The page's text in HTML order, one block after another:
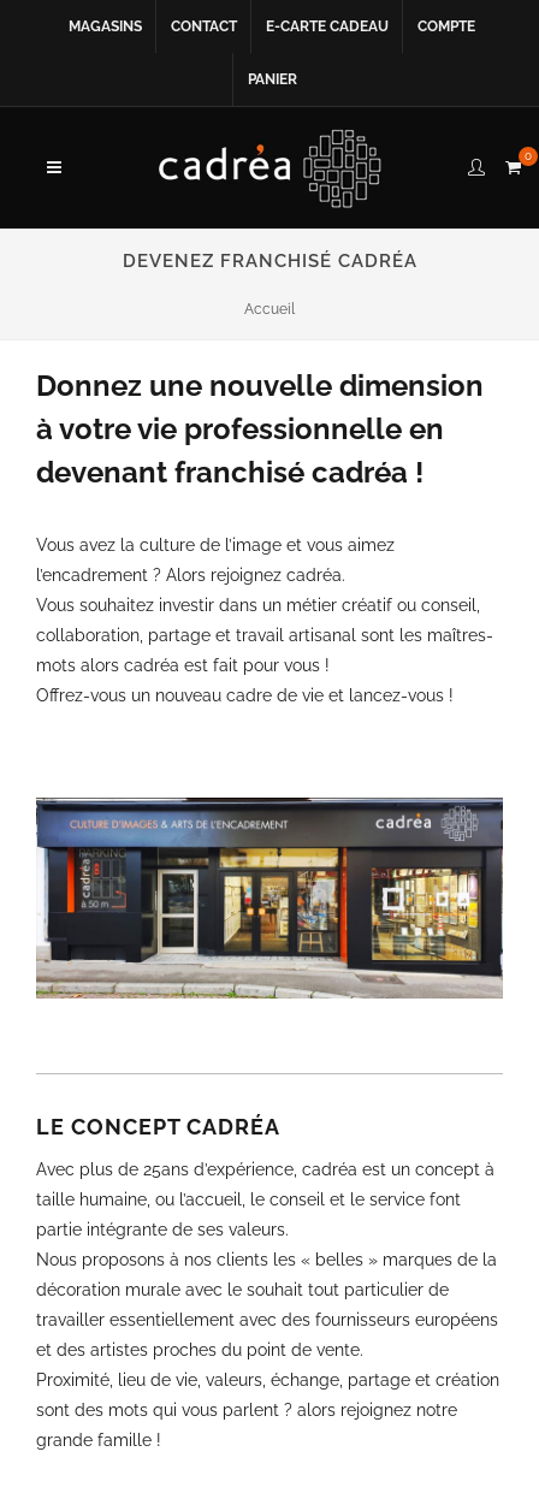
MAGASINS CONTACT E-CARTE CADEAU COMPTE
PANIER
0
DEVENEZ FRANCHISÉ CADRÉA
Accueil
Donnez une nouvelle dimension
à votre vie professionnelle en
devenant franchisé cadréa !
Vous avez la culture de l’image et vous aimez
l’encadrement ? Alors rejoignez cadréa.
Vous souhaitez investir dans un métier créatif ou conseil,
collaboration, partage et travail artisanal sont les maîtres-
mots alors cadréa est fait pour vous !
Offrez-vous un nouveau cadre de vie et lancez-vous !
LE CONCEPT CADRÉA
Avec plus de 25ans d’expérience, cadréa est un concept à
taille humaine, ou l’accueil, le conseil et le service font
partie intégrante de ses valeurs.
Nous proposons à nos clients les « belles » marques de la
décoration murale avec le souhait tout particulier de
travailler essentiellement avec des fournisseurs européens
et des artistes proches du point de vente.
Proximité, lieu de vie, valeurs, échange, partage et création
sont des mots qui vous parlent ? alors rejoignez notre
grande famille !